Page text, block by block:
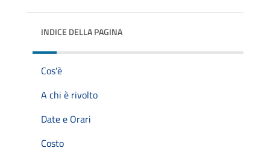
INDICE DELLA PAGINA
Cos'è
A chi è rivolto
Date e Orari
Costo